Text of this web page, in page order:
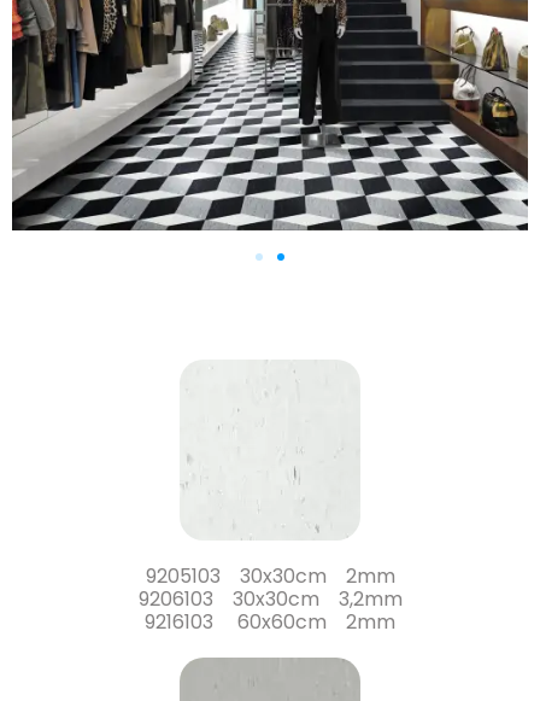
9205103 30x30cm 2mm
9206103 30x30cm 3,2mm
9216103 60x60cm 2mm